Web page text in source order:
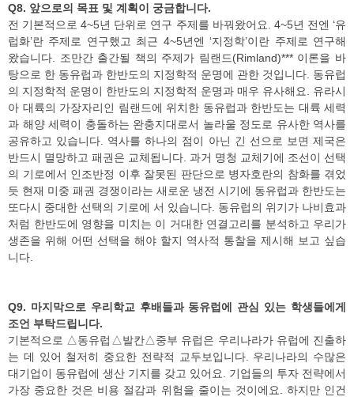
Q8. 앞으로의 목표 및 계획이 궁금합니다.
전 기본적으로 4~5년 단위로 연구 주제를 바꿔왔어요. 4~5년 전엔 ‘유
럽화’란 주제로 연구했고 최근 4~5년엔 ‘지정학’이란 주제로 연구해
왔습니다. 조만간 출간될 책의 주제가 림랜드(Rimland)*** 이론을 바
탕으로 한 동유럽과 한반도의 지정학적 운명에 관한 것입니다. 동유럽
의 지정학적 운명이 한반도의 지정학적 운명과 매우 유사해요. 유라시
아 대륙의 가장자리인 림랜드에 위치한 동유럽과 한반도는 대륙 세력
과 해양 세력이 충돌하는 완충지대로서 놀라울 정도로 유사한 역사를
공유하고 있습니다. 역사를 하나의 점이 아닌 긴 선으로 보면 제국은
반드시 멸망하고 패권은 교체됩니다. 과거 명청 교체기에 조선이 선택
의 기로에서 인조반정 이후 잘못된 판단으로 병자호란의 참화를 겪었
듯 현재 미중 패권 경쟁이라는 새로운 냉전 시기에 동유럽과 한반도는
또다시 중대한 선택의 기로에 서 있습니다. 동유럽의 위기가 나비효과
처럼 한반도에 영향을 미치는 이 거대한 연결고리를 분석하고 우리가
생존을 위해 어떤 선택을 해야 할지 역사적 통찰을 제시해 보고 싶습
니다.
Q9. 마지막으로 우리학교 후배들과 동유럽에 관심 있는 학생들에게
조언 부탁드립니다.
기본적으로 △동유럽△발칸△중부 유럽은 우리나라가 유럽에 진출하
는 데 있어 철저히 중요한 전략적 교두보입니다. 우리나라의 수많은
대기업이 동유럽에 생산 기지를 갖고 있어요. 기업들의 투자 전략에서
가장 중요한 것은 비용 절감과 위험을 줄이는 것이에요. 하지만 인건